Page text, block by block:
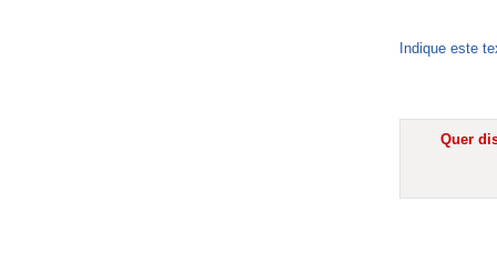
Indique este
Quer